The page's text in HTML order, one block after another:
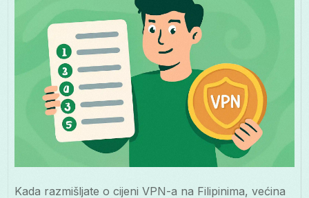
Kada razmišljate o cijeni VPN-a na Filipinima, većina